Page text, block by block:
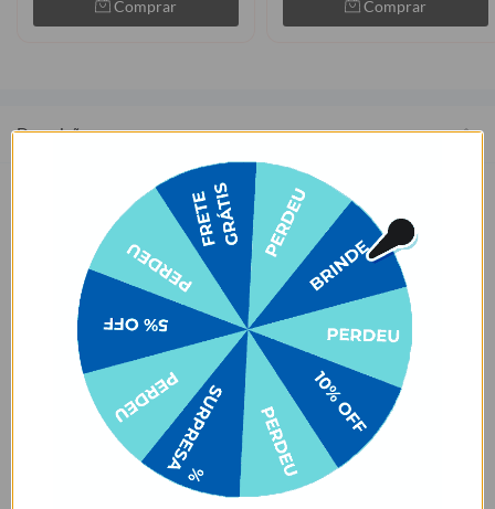
Comprar Comprar
Descrição
Praticidade em tamanho compacto? Agora você tem! A Garrafa
Térmica Fresh 350ml é a melhor escolha para quem quer manter a
bebida na temperatura certa e não abre mão de levá-la para todo
lugar! O tamanho compacto deixa mais espaço livre na tua bolsa 🙂.
São apenas 16cm de altura mantendo sua bebida até 24h fria ou
12h quente, e tem mais um detalhe: ela tem uma alça para
transportá-la. Incrível, né?
Para manter sua bebida ainda mais gelada, recomendamos colocar
gelo dentro da garrafa. É só escolher a sua cor favorita e a estampa
daquele personagem que você não vive sem. Beber água nunca foi
tão divertido!
Dimensões e Composição